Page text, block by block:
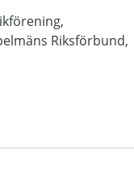
Riksförbund,